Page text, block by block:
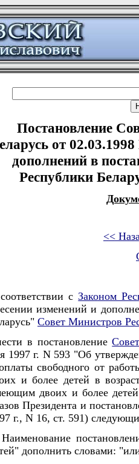
Постановление
от
дополнений в
Республики
<<
сЗаконом
изменений и
Совет Министров
в постановление
1997 г. N 593 "Об
свободного от
и более детей в
двоих и более детей
Президента и
г., N 16, ст. 591)
дополнить словами: